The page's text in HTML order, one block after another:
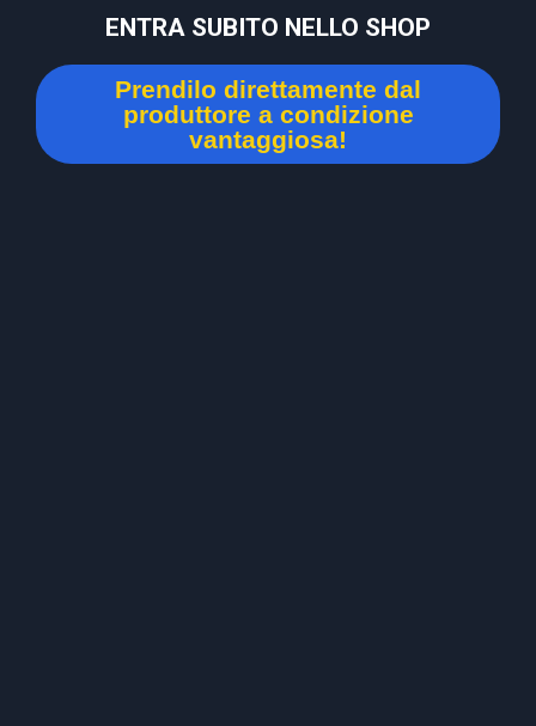
ENTRA SUBITO NELLO SHOP
Prendilo direttamente dal
produttore a condizione
vantaggiosa!